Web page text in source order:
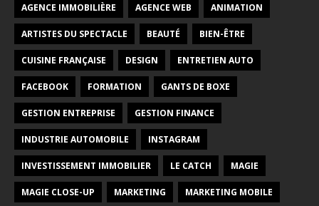
AGENCE IMMOBILIÈRE AGENCE WEB ANIMATION
ARTISTES DU SPECTACLE BEAUTÉ BIEN-ÊTRE
CUISINE FRANÇAISE DESIGN ENTRETIEN AUTO
FACEBOOK FORMATION GANTS DE BOXE
GESTION ENTREPRISE GESTION FINANCE
INDUSTRIE AUTOMOBILE INSTAGRAM
INVESTISSEMENT IMMOBILIER LE CATCH MAGIE
MAGIE CLOSE-UP MARKETING MARKETING MOBILE